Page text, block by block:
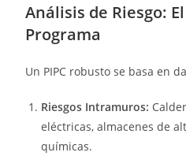
Análisis de Riesgo:
Programa
Un PIPC robusto se basa en
Riesgos Intramuros:
eléctricas, almacenes de
químicas.